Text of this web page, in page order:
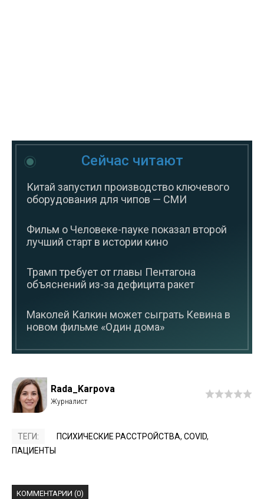
Сейчас читают
Китай запустил производство ключевого
оборудования для чипов — СМИ
Фильм о Человеке-пауке показал второй
лучший старт в истории кино
Трамп требует от главы Пентагона
объяснений из-за дефицита ракет
Маколей Калкин может сыграть Кевина в
новом фильме «Один дома»
Rada_Karpova
ТЕГИ: ПСИХИЧЕСКИЕ РАССТРОЙСТВА, COVID,
ПАЦИЕНТЫ
КОММЕНТАРИИ (0)